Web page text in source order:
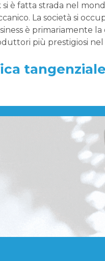
è fatta strada nel
La società si
è primariamente
più prestigiosi